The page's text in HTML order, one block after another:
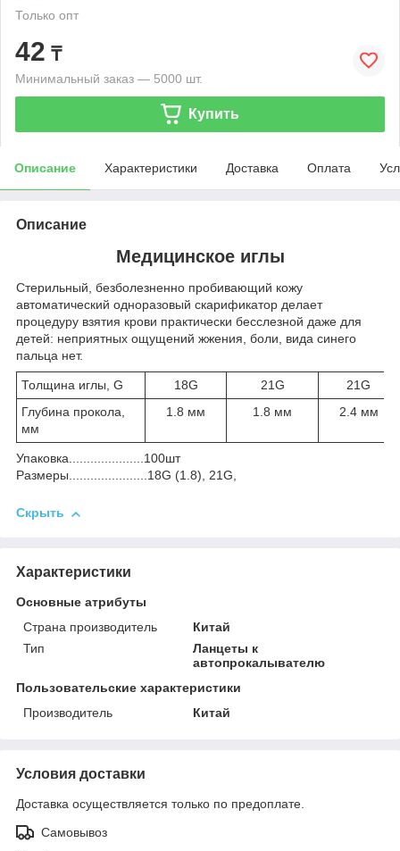
Только опт
42 ₸
Минимальный заказ — 5000 шт.
Купить
Описание Характеристики Доставка Оплата
Описание
Медицинское иглы
Стерильный, безболезненно пробивающий кожу
автоматический одноразовый скарификатор делает
процедуру взятия крови практически бесслезной даже для
детей: неприятных ощущений жжения, боли, вида синего
пальца нет.
Толщина иглы, G 18G 21G
21G
Глубина прокола,
мм
1.8 мм 1.8 мм 2.4 мм
Упаковка.....................100шт
Размеры......................18G (1.8), 21G,
Скрыть
Характеристики
Основные атрибуты
Страна производитель
Китай
Тип
Ланцеты к
автопрокалывателю
Пользовательские характеристики
Производитель
Китай
Условия доставки
Доставка осуществляется только по предоплате.
Самовывоз